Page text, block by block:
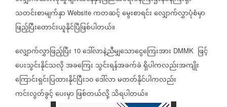
သတင်းစာမျက်နှာ Website ကတဆင့်မွေးစာရင်းလျှောက်လွှာပုံစံမှာ
ဖြည့်ပြီးတောင်းယူနိုင်ပြီဖြစ်ပါတယ်။
လျှောက်လွှာဖြည့်ပြီး 10 ဒေါ်လာနဲ့ညီမျှသောငွေကြေးအား DMMK ဖြင့်
ပေးသွင်းနိုင်သလိုအခကြေး သွင်းရန်အခက်ခဲရှိပါကလည်းအကျိုး
ကြောင်းရှင်းပြထားနိုင်ပြီး၁၀ဒေါ်လာမတတ်နိုင်ပါကလည်း
ကင်းလွတ်ခွင့်ပေးမှာဖြစ်တယ်လို့သိရပါတယ်။